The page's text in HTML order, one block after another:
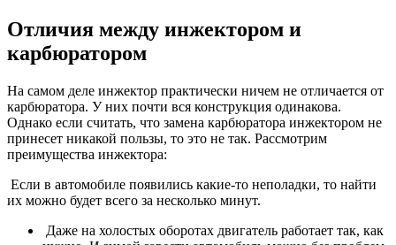
Отличия между инжектором и
карбюратором
На самом деле инжектор практически ничем не отличается от
карбюратора. У них почти вся конструкция одинакова.
Однако если считать, что замена карбюратора инжектором не
принесет никакой пользы, то это не так. Рассмотрим
преимущества инжектора:
​ Если в автомобиле появились какие-то неполадки, то найти
их можно будет всего за несколько минут.
​ Даже на холостых оборотах двигатель работает так, как